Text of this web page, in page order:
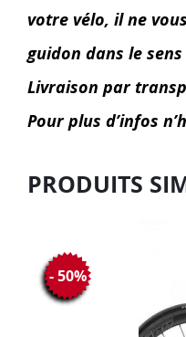
votre vélo, il ne
guidon dans le
Livraison par
Pour plus d’infos
PRODUITS
- 50%